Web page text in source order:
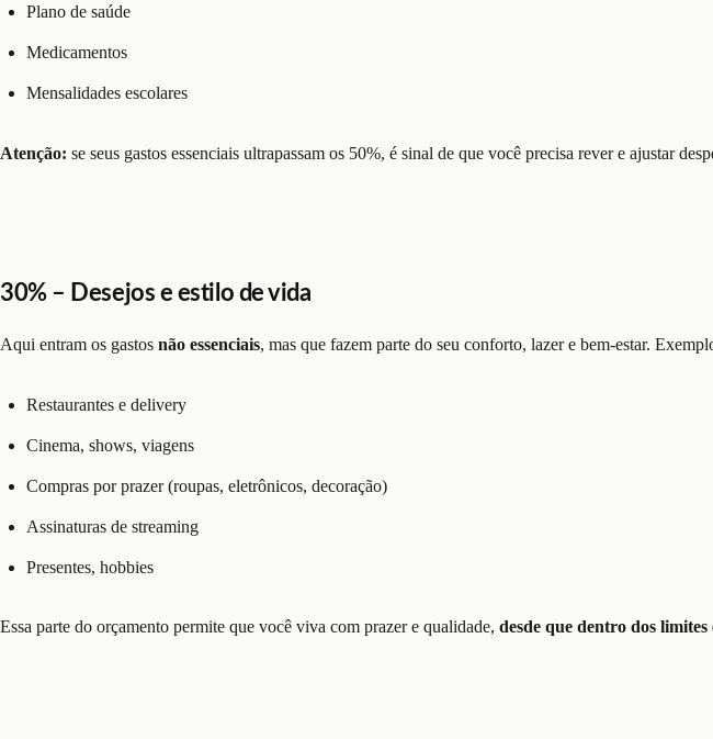
Plano de saúde
Medicamentos
Mensalidades escolares
Atenção: se seus gastos essenciais ultrapassam os 50%, é sinal de que você precisa rever e ajustar
30% – Desejos e estilo de vida
Aqui entram os gastos não essenciais, mas que fazem parte do seu conforto, lazer e bem-estar.
Restaurantes e delivery
Cinema, shows, viagens
Compras por prazer (roupas, eletrônicos, decoração)
Assinaturas de streaming
Presentes, hobbies
Essa parte do orçamento permite que você viva com prazer e qualidade, desde que dentro dos limites